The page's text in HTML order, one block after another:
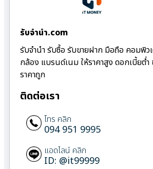
รับจํานํา.com
รับจำนำ รับซื้อ รับขายฝาก มือถือ คอมพิว
กล้อง แบรนด์เนม ให้ราคาสูง ดอกเบี้ยต่ำ
ราคาถูก
ติดต่อเรา
โทร คลิก
094 951 9995
แอดไลน์ คลิก
ID: @it99999